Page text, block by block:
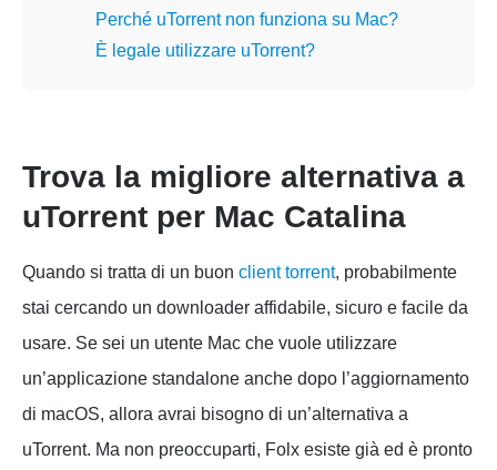
Perché uTorrent non funziona su Mac?
È legale utilizzare uTorrent?
Trova la migliore alternativa a
uTorrent per Mac Catalina
Quando si tratta di un buon client torrent, probabilmente
stai cercando un downloader affidabile, sicuro e facile da
usare. Se sei un utente Mac che vuole utilizzare
un’applicazione standalone anche dopo l’aggiornamento
di macOS, allora avrai bisogno di un’alternativa a
uTorrent. Ma non preoccuparti, Folx esiste già ed è pronto